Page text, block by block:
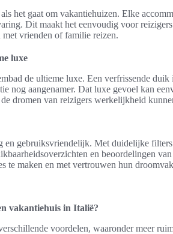
het gaat om vakantiehuizen. Elke
Dit maakt het eenvoudig voor
vrienden of familie reizen.
luxe
de ultieme luxe. Een verfrissende
nog aangenamer. Dat luxe gevoel kan
dromen van reizigers werkelijkheid
en gebruiksvriendelijk. Met duidelijke
en beoordelingen
te maken en met vertrouwen hun
vakantiehuis in Italië?
voordelen, waaronder meer